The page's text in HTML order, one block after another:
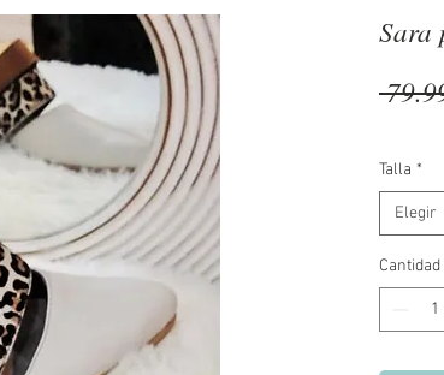
Sara
Talla *
Elegir
Cantidad